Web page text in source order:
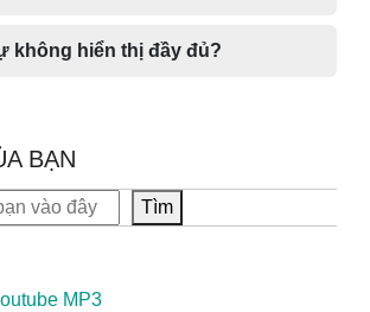
không hiển thị đầy đủ?
BẠN
Tìm
MP3